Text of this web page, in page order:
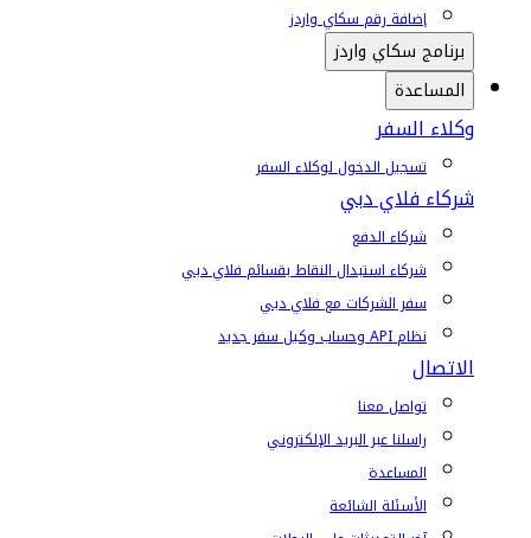
إضافة رقم سكاي واردز
برنامج سكاي واردز
المساعدة
وكلاء السفر
تسجيل الدخول لوكلاء السفر
شركاء فلاي دبي
شركاء الدفع
شركاء استبدال النقاط بقسائم فلاي دبي
سفر الشركات مع فلاي دبي
نظام API وحساب وكيل سفر جديد
الاتصال
تواصل معنا
راسلنا عبر البريد الإلكتروني
المساعدة
الأسئلة الشائعة